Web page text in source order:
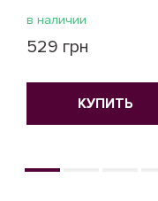
в наличии
529 грн
КУПИТЬ